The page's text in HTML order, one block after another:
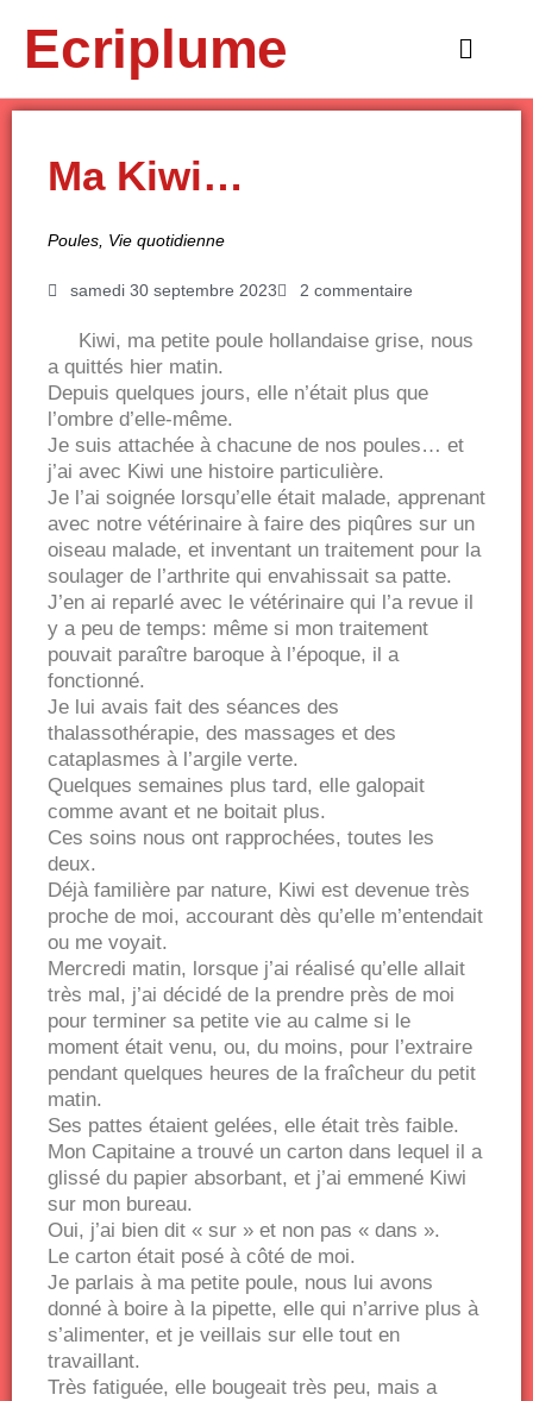
contenuEcriplume
Main
Ma Kiwi…
Poules, Vie quotidienne
samedi 30 septembre 2023 2 commentaire
Kiwi, ma petite poule hollandaise grise, nous
a quittés hier matin.
Depuis quelques jours, elle n’était plus que
l’ombre d’elle-même.
Je suis attachée à chacune de nos poules… et
j’ai avec Kiwi une histoire particulière.
Je l’ai soignée lorsqu’elle était malade, apprenant
avec notre vétérinaire à faire des piqûres sur un
oiseau malade, et inventant un traitement pour la
soulager de l’arthrite qui envahissait sa patte.
J’en ai reparlé avec le vétérinaire qui l’a revue il
y a peu de temps: même si mon traitement
pouvait paraître baroque à l’époque, il a
fonctionné.
Je lui avais fait des séances des
thalassothérapie, des massages et des
cataplasmes à l’argile verte.
Quelques semaines plus tard, elle galopait
comme avant et ne boitait plus.
Ces soins nous ont rapprochées, toutes les
deux.
Déjà familière par nature, Kiwi est devenue très
proche de moi, accourant dès qu’elle m’entendait
ou me voyait.
Mercredi matin, lorsque j’ai réalisé qu’elle allait
très mal, j’ai décidé de la prendre près de moi
pour terminer sa petite vie au calme si le
moment était venu, ou, du moins, pour l’extraire
pendant quelques heures de la fraîcheur du petit
matin.
Ses pattes étaient gelées, elle était très faible.
Mon Capitaine a trouvé un carton dans lequel il a
glissé du papier absorbant, et j’ai emmené Kiwi
sur mon bureau.
Oui, j’ai bien dit « sur » et non pas « dans ».
Le carton était posé à côté de moi.
Je parlais à ma petite poule, nous lui avons
donné à boire à la pipette, elle qui n’arrive plus à
s’alimenter, et je veillais sur elle tout en
travaillant.
Très fatiguée, elle bougeait très peu, mais a